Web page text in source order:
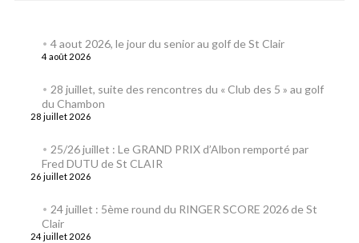
4 aout 2026, le jour du senior au golf de St Clair
4 août 2026
28 juillet, suite des rencontres du « Club des 5 » au golf
du Chambon
28 juillet 2026
25/26 juillet : Le GRAND PRIX d’Albon remporté par
Fred DUTU de St CLAIR
26 juillet 2026
24 juillet : 5ème round du RINGER SCORE 2026 de St
Clair
24 juillet 2026